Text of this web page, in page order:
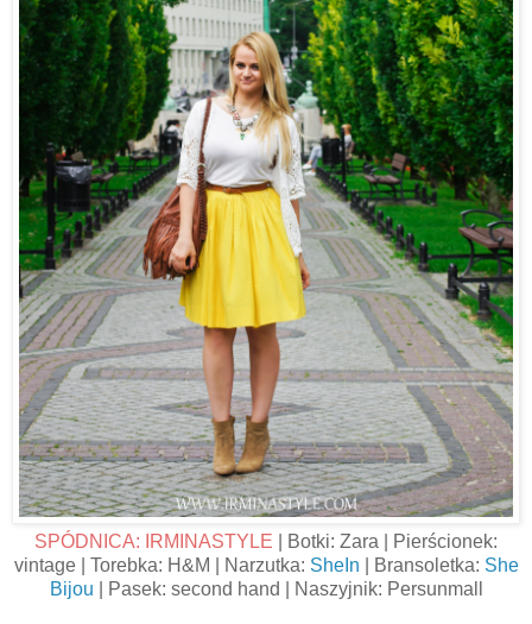
SPÓDNICA: IRMINASTYLE
| Botki: Zara | Pierścionek:
vintage | Torebka: H&M | Narzutka: SheIn | Bransoletka: She
Bijou | Pasek: second hand | Naszyjnik: Persunmall